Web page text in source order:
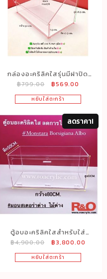
กล่องอะคริลิคใสรุ่นมีฝาปิด
ขนาด
กว้าง30xลึก17.5xสูง18.5cm.
฿799.00
Original
price
was:
฿799.00.
฿569.00
price
is:
฿
หยิบใส่ตะกร้า
ลดราคา!
ตู้อบอะคริลิคใสสำหรับใส่
ต้นไม้Monstera ไม้ด่าง
ขนาด
฿4,900.00
Original
price
was:
฿3,800.00
หยิบใส่ตะกร้า